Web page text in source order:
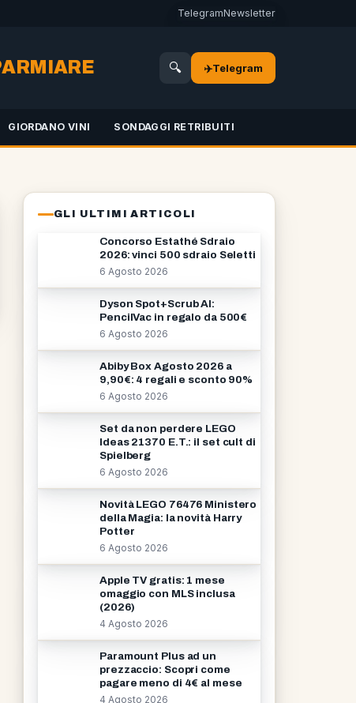
TelegramNewsletter
🔍 ✈️Telegram
GIORDANO VINI SONDAGGI RETRIBUITI
GLI ULTIMI ARTICOLI
Concorso Estathé Sdraio
2026: vinci 500 sdraio Seletti
6 Agosto 2026
Dyson Spot+Scrub AI:
PencilVac in regalo da 500€
6 Agosto 2026
Abiby Box Agosto 2026 a
9,90€: 4 regali e sconto 90%
6 Agosto 2026
Set da non perdere LEGO
Ideas 21370 E.T.: il set cult di
Spielberg
6 Agosto 2026
Novità LEGO 76476 Ministero
della Magia: la novità Harry
Potter
6 Agosto 2026
Apple TV gratis: 1 mese
omaggio con MLS inclusa
(2026)
4 Agosto 2026
Paramount Plus ad un
prezzaccio: Scopri come
pagare meno di 4€ al mese
4 Agosto 2026